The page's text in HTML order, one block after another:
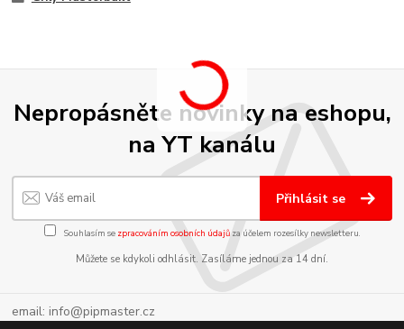
Nepropásněte novinky na eshopu,
na YT kanálu
Přihlásit se
Souhlasím se zpracováním osobních údajůza účelem rozesílky newsletteru.
Můžete se kdykoli odhlásit. Zasíláme jednou za 14 dní.
email: info@pipmaster.cz